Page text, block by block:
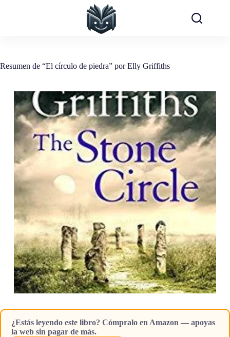
Resumen de “El círculo de piedra” por Elly Griffiths
¿Estás leyendo este libro? Cómpralo en Amazon — apoyas
la web sin pagar de más.